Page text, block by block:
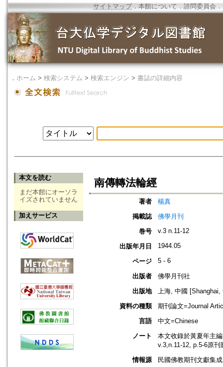
サイトマップ．本館について ． 諮問委員会 ．
． ホーム > 検索システム > 検索エンジン > 書誌の詳細内容
本文を読む
まだ本館にオーソラ
イズされていません
加えサービス
南傳轉法輪經
著者
楊真
掲載誌
佛學月刊
巻号
v.3 n.11-12
出版年月日 1944.05
ページ 5 - 6
出版者
佛學月刊社
出版地
上海, 中國 [Shanghai,
資料の種類
期刊論文=Journal
言語
中文=Chinese
ノート
本文收錄於黃夏年主
v.3,n.11-12, p.5-6原刊
情報源
民國佛教期刊文獻集